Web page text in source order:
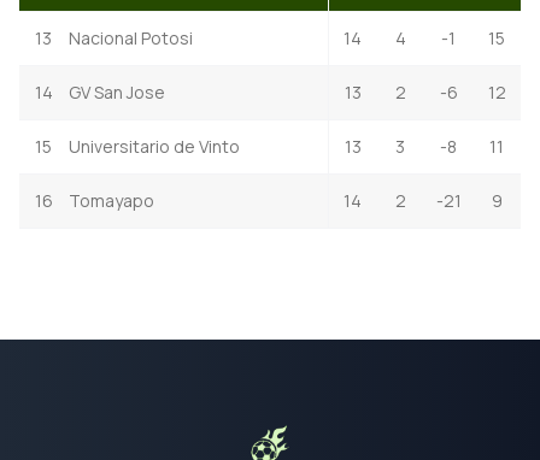
13 Nacional Potosi 14 4 -1 15
14 GV San Jose 13 2 -6 12
15 Universitario de Vinto 13 3 -8 11
16 Tomayapo 14 2 -21 9